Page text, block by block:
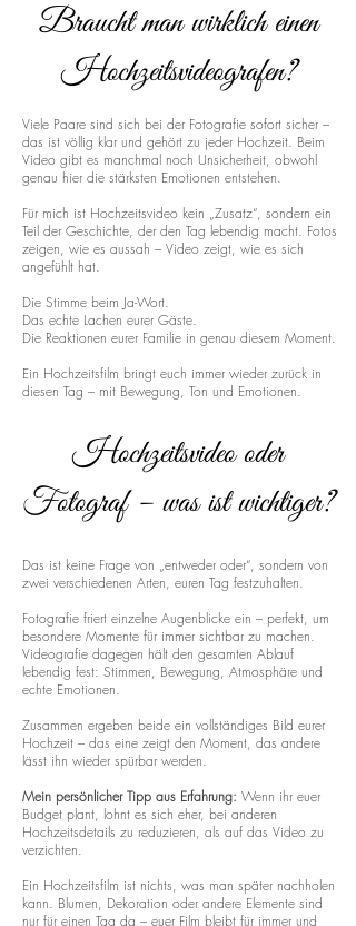
Braucht man wirklich einen
Hochzeitsvideografen?
Viele Paare sind sich bei der Fotografie sofort sicher –
das ist völlig klar und gehört zu jeder Hochzeit. Beim
Video gibt es manchmal noch Unsicherheit, obwohl
genau hier die stärksten Emotionen entstehen.
Für mich ist Hochzeitsvideo kein „Zusatz“, sondern ein
Teil der Geschichte, der den Tag lebendig macht. Fotos
zeigen, wie es aussah – Video zeigt, wie es sich
angefühlt hat.
Die Stimme beim Ja-Wort.
Das echte Lachen eurer Gäste.
Die Reaktionen eurer Familie in genau diesem Moment.
Ein Hochzeitsfilm bringt euch immer wieder zurück in
diesen Tag – mit Bewegung, Ton und Emotionen.
Hochzeitsvideo oder
Fotograf – was ist wichtiger?
Das ist keine Frage von „entweder oder“, sondern von
zwei verschiedenen Arten, euren Tag festzuhalten.
Fotografie friert einzelne Augenblicke ein – perfekt, um
besondere Momente für immer sichtbar zu machen.
Videografie dagegen hält den gesamten Ablauf
lebendig fest: Stimmen, Bewegung, Atmosphäre und
echte Emotionen.
Zusammen ergeben beide ein vollständiges Bild eurer
Hochzeit – das eine zeigt den Moment, das andere
lässt ihn wieder spürbar werden.
Mein persönlicher Tipp aus Erfahrung: Wenn ihr euer
Budget plant, lohnt es sich eher, bei anderen
Hochzeitsdetails zu reduzieren, als auf das Video zu
verzichten.
Ein Hochzeitsfilm ist nichts, was man später nachholen
kann. Blumen, Dekoration oder andere Elemente sind
nur für einen Tag da – euer Film bleibt für immer und